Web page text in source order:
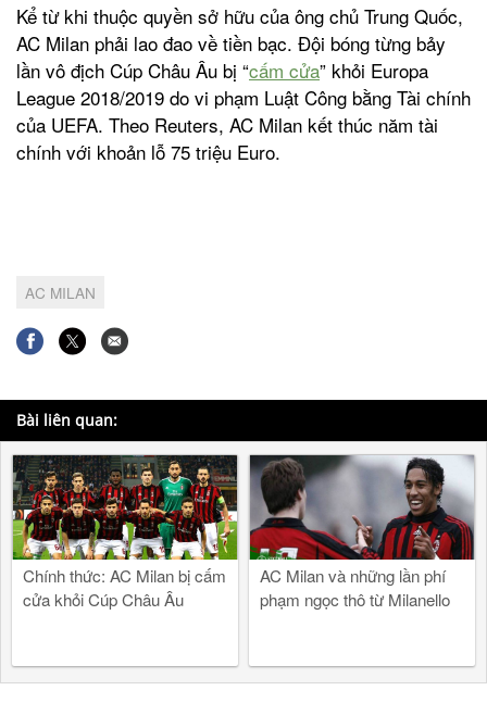
Kể từ khi thuộc quyền sở hữu của ông chủ Trung Quốc,
AC Milan phải lao đao về tiền bạc. Đội bóng từng bảy
lần vô địch Cúp Châu Âu bị “cấm cửa” khỏi Europa
League 2018/2019 do vi phạm Luật Công bằng Tài chính
của UEFA. Theo Reuters, AC Milan kết thúc năm tài
chính với khoản lỗ 75 triệu Euro.
AC MILAN
Bài liên quan:
Chính thức: AC Milan bị cấm
cửa khỏi Cúp Châu Âu
AC Milan và những lần phí
phạm ngọc thô từ Milanello